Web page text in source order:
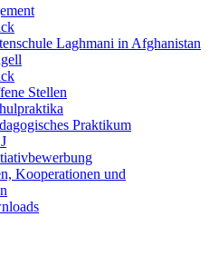
Laghmani in Afghanistan
Stellen
Praktikum
Kooperationen und